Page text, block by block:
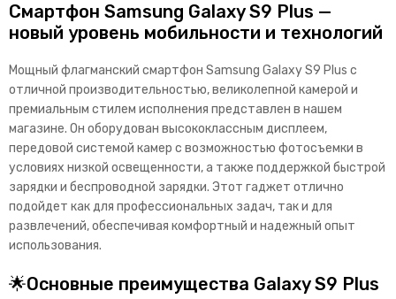
Смартфон Samsung Galaxy S9 Рlus —
новый уровень мобильности и технологий
Мощный флагманский смартфон Samsung Galaxy S9 Рlus с
отличной производительностью, великолепной камерой и
премиальным стилем исполнения представлен в нашем
магазине. Он оборудован высококлассным дисплеем,
передовой системой камер с возможностью фотосъемки в
условиях низкой освещенности, а также поддержкой быстрой
зарядки и беспроводной зарядки. Этот гаджет отлично
подойдет как для профессиональных задач, так и для
развлечений, обеспечивая комфортный и надежный опыт
использования.
🌟Основные преимущества Galaxy S9 Рlus